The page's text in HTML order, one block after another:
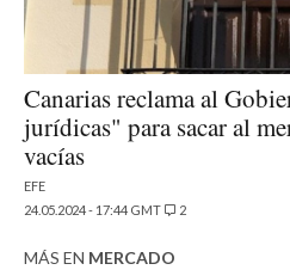
Canarias reclama al
jurídicas" para sacar al
vacías
EFE
24.05.2024 - 17:44 GMT
2
MÁS EN MERCADO